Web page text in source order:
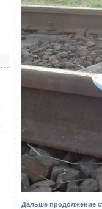
Дальше продолжение